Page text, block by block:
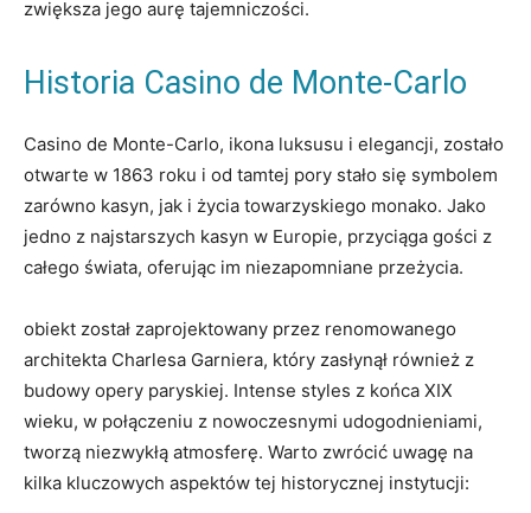
zwiększa ‌jego aurę tajemniczości.
Historia Casino ⁢de Monte-Carlo
Casino ⁢de Monte-Carlo, ikona ⁢luksusu i ‌elegancji, zostało⁤
otwarte‍ w 1863‌ roku i od tamtej pory⁢ stało się symbolem
zarówno kasyn, jak i życia towarzyskiego monako. Jako
jedno z ⁤najstarszych kasyn w Europie,⁣ przyciąga‍ gości z‍
całego świata, oferując im ⁤niezapomniane przeżycia.
obiekt został zaprojektowany przez renomowanego
architekta Charlesa Garniera, który zasłynął również ⁤z
budowy opery paryskiej.⁤ Intense styles⁤ z‍ końca ⁣XIX
wieku, w połączeniu z nowoczesnymi ‍udogodnieniami,
tworzą niezwykłą atmosferę. Warto zwrócić uwagę na
⁤kilka kluczowych aspektów‌ tej‌ historycznej⁣ instytucji: